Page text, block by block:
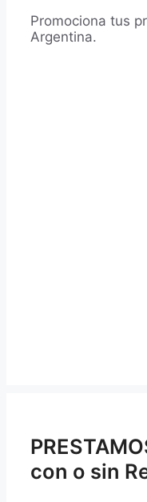
Promociona tus
Argentina.
con o sin